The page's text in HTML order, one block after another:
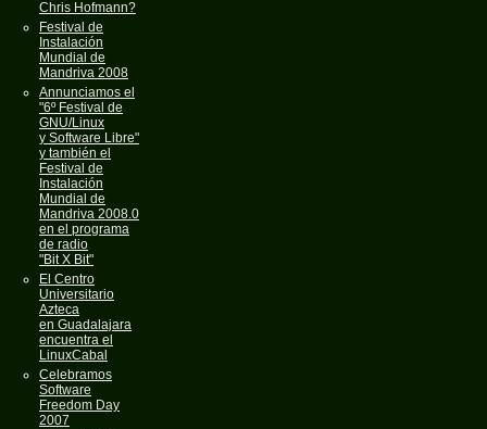
Chris Hofmann?
Festival de
Instalación
Mundial de
Mandriva 2008
Annunciamos el
"6º Festival de
GNU/Linux
y Software Libre"
y también el
Festival de
Instalación
Mundial de
Mandriva 2008.0
en el programa
de radio
"Bit X Bit"
El Centro
Universitario
Azteca
en Guadalajara
encuentra el
LinuxCabal
Celebramos
Software
Freedom Day
2007